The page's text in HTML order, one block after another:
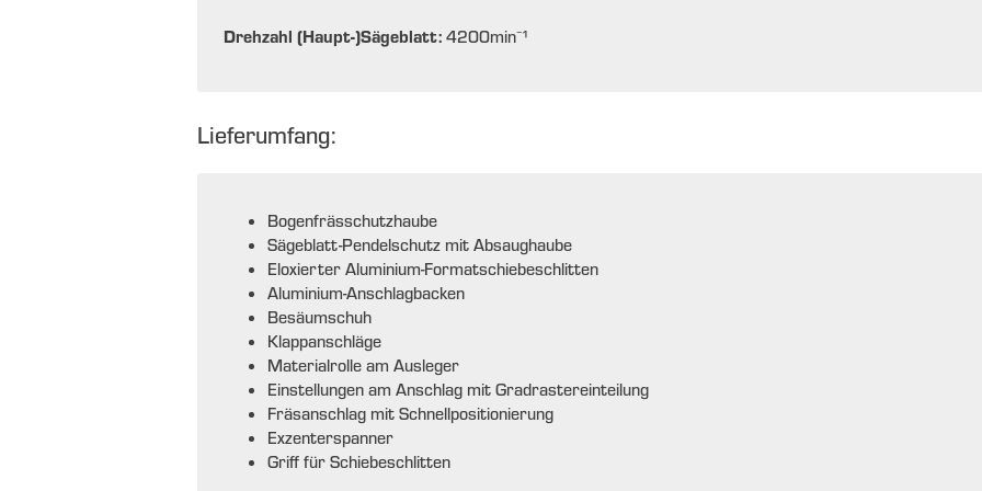
Drehzahl (Haupt-)Sägeblatt: 4200min⁻¹
Lieferumfang:
Bogenfrässchutzhaube
Sägeblatt-Pendelschutz mit Absaughaube
Eloxierter Aluminium-Formatschiebeschlitten
Aluminium-Anschlagbacken
Besäumschuh
Klappanschläge
Materialrolle am Ausleger
Einstellungen am Anschlag mit Gradrastereinteilung
Fräsanschlag mit Schnellpositionierung
Exzenterspanner
Griff für Schiebeschlitten